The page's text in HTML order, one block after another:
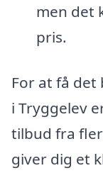
men det
pris.
For at få
i Tryggelev
tilbud fra
giver dig et